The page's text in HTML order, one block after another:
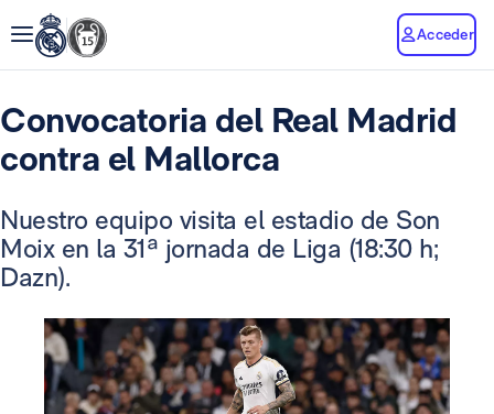
Acceder
Convocatoria del Real Madrid
contra el Mallorca
Nuestro equipo visita el estadio de Son
Moix en la 31ª jornada de Liga (18:30 h;
Dazn).